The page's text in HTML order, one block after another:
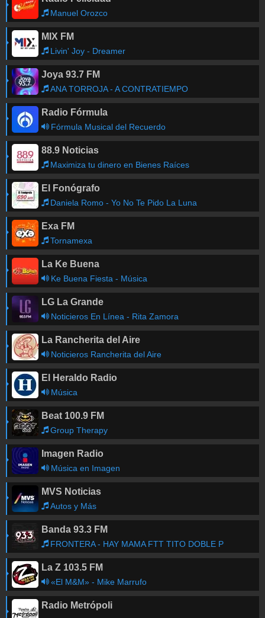
Manuel Orozco
MIX FM
Livin' Joy - Dreamer
Joya 93.7 FM
ANA TORROJA - A CONTRATIEMPO
Radio Fórmula
Fórmula Musical del Recuerdo
88.9 Noticias
Maximiza tu dinero en Bienes Raíces
El Fonógrafo
Daniela Romo - Yo No Te Pido La Luna
Exa FM
Tornamexa
La Ke Buena
Ke Buena Fiesta - Música
LG La Grande
Noticieros En Línea - Rita Zamora
La Rancherita del Aire
Noticieros Rancherita del Aire
El Heraldo Radio
Música
Beat 100.9 FM
Group Therapy
Imagen Radio
Música en Imagen
MVS Noticias
Autos y Más
Banda 93.3 FM
FRONTERA - HAY MAMA FTT TITO DOBLE P
La Z 103.5 FM
«El M&M» - Mike Marrufo
Radio Metrópoli